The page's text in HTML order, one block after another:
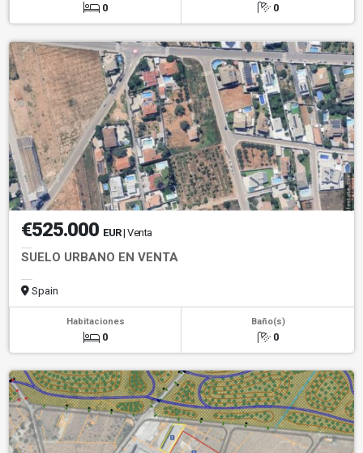
0 0
€525.000 EUR| Venta
SUELO URBANO EN VENTA
Spain
Habitaciones
0
Baño(s)
0